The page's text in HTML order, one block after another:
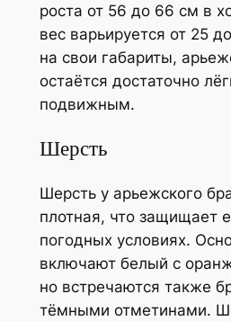
роста от 56 до 66 см в
вес варьируется от 25
на свои габариты,
остаётся достаточно
подвижным.
Шерсть
Шерсть у арьежского
плотная, что защищает
погодных условиях.
включают белый с
но встречаются также
тёмными отметинами.